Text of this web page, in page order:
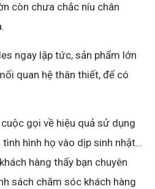
còn chưa chắc níu chân
ngay lập tức, sản phẩm lớn
quan hệ thân thiết, để có
gọi về hiệu quả sử dụng
hình họ vào dịp sinh nhật…
hàng thấy bạn chuyên
sách chăm sóc khách hàng